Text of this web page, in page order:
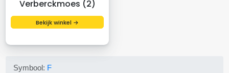
Verberckmoes (2)
Bekijk winkel →
Symbool: F